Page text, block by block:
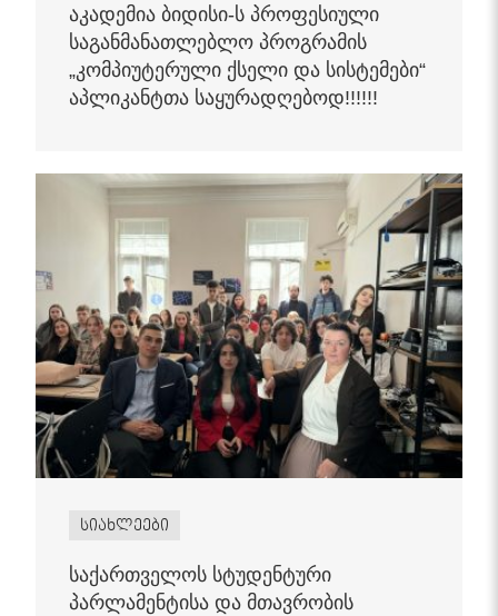
აკადემია ბიდისი-ს პროფესიული
საგანმანათლებლო პროგრამის
„კომპიუტერული ქსელი და სისტემები“
აპლიკანტთა საყურადღებოდ!!!!!!
სიახლეები
საქართველოს სტუდენტური
პარლამენტისა და მთავრობის